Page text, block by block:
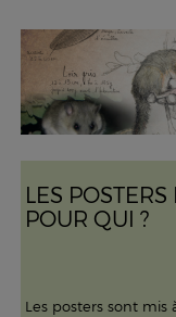
LES
POUR QUI ?
Les posters sont